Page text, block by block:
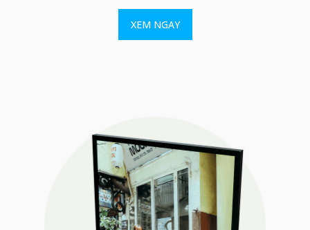
XEM NGAY